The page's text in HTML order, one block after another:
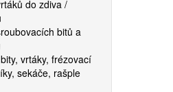
do zdiva /
bitů a
vrtáky, frézovací
sekáče, rašple